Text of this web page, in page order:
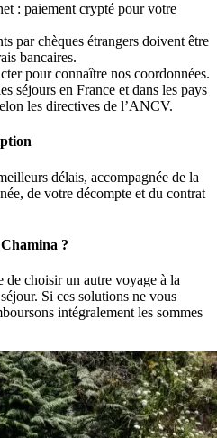
: paiement crypté pour votre
par chèques étrangers doivent être
bancaires.
pour connaître nos coordonnées.
séjours en France et dans les pays
les directives de l’ANCV.
délais, accompagnée de la
de votre décompte et du contrat
?
de choisir un autre voyage à la
Si ces solutions ne vous
intégralement les sommes